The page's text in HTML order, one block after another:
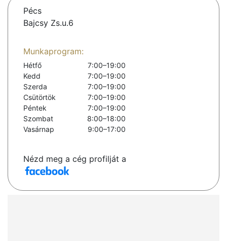
Pécs
Bajcsy Zs.u.6
Munkaprogram:
Hétfő
7:00–19:00
Kedd
7:00–19:00
Szerda
7:00–19:00
Csütörtök
7:00–19:00
Péntek
7:00–19:00
Szombat
8:00–18:00
Vasárnap
9:00–17:00
Nézd meg a cég profilját a